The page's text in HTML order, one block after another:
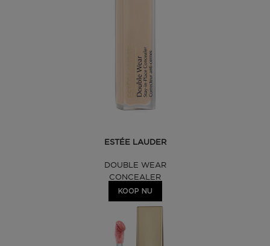
ESTÉE LAUDER
DOUBLE WEAR
CONCEALER
KOOP NU